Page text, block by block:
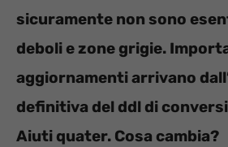
sicuramente non sono
deboli e zone grigie.
aggiornamenti arrivano
definitiva del ddl di
Aiuti quater. Cosa cambia?